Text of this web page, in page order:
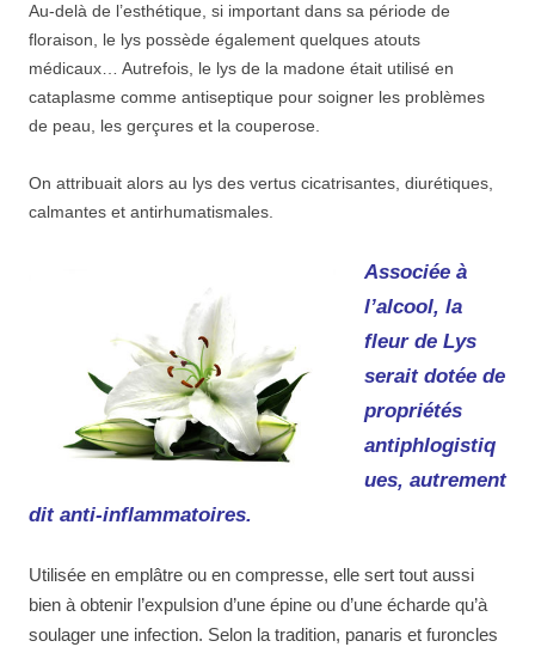
Au-delà de l’esthétique, si important dans sa période de
floraison, le lys possède également quelques atouts
médicaux… Autrefois, le lys de la madone était utilisé en
cataplasme comme antiseptique pour soigner les problèmes
de peau, les gerçures et la couperose.
On attribuait alors au lys des vertus cicatrisantes, diurétiques,
calmantes et antirhumatismales.
Associée à
l’alcool, la
fleur de Lys
serait dotée de
propriétés
antiphlogistiq
ues, autrement
dit anti-inflammatoires.
Utilisée en emplâtre ou en compresse, elle sert tout aussi
bien à obtenir l’expulsion d’une épine ou d’une écharde qu’à
soulager une infection. Selon la tradition, panaris et furoncles